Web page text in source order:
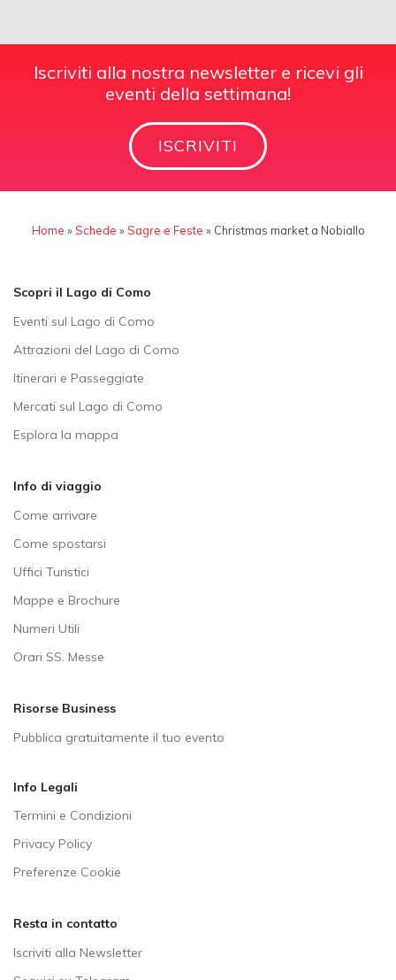
Iscriviti alla nostra newsletter e ricevi gli
eventi della settimana!
ISCRIVITI
Home »Schede »Sagre e Feste » Christmas market a Nobiallo
Scopri il Lago di Como
Eventi sul Lago di Como
Attrazioni del Lago di Como
Itinerari e Passeggiate
Mercati sul Lago di Como
Esplora la mappa
Info di viaggio
Come arrivare
Come spostarsi
Uffici Turistici
Mappe e Brochure
Numeri Utili
Orari SS. Messe
Risorse Business
Pubblica gratuitamente il tuo evento
Info Legali
Termini e Condizioni
Privacy Policy
Preferenze Cookie
Resta in contatto
Iscriviti alla Newsletter